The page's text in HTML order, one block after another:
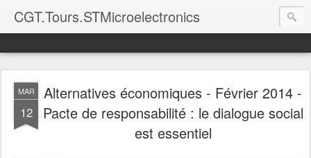
CGT.Tours.STMicroelectronics
MAR
12
Alternatives économiques - Février 2014 -
Pacte de responsabilité : le dialogue social
est essentiel